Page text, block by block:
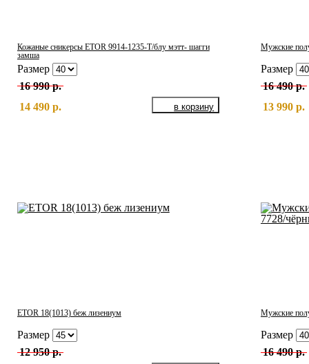
Кожаные сникерсы ETOR 9914-1235-Т/блу мэтт- шагги
замша
Размер
16 990 р.
14 490 р.
Мужские
Размер
16 490 р.
13 990 р.
ETOR 18(1013) беж лизениум
Размер
12 950 р.
Мужские
Размер
16 490 р.